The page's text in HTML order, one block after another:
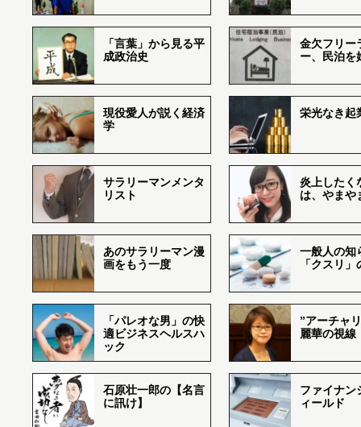
「言葉」から見る平
成政治史
金欠フリー
ー、民泊を
現役愛人が説く経済
学
栄光なき起
サラリーマンメンタ
リスト
炎上したく
は、やまや
あのサラリーマン漫
画をもう一度
一般人の知
「クスリ
「パレオな男」の快
適ビジネスヘルスハ
ック
”アーチャ
麗華の視線
石原壮一郎の【名言
に訊け】
ファイナン
ィールド